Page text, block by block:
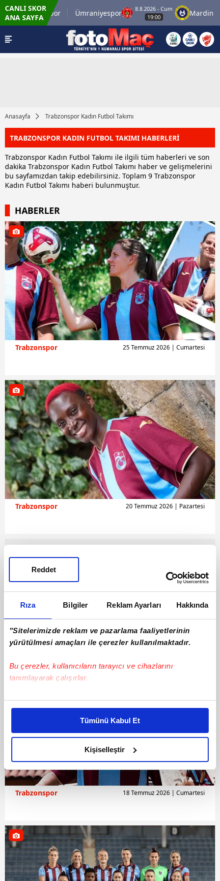
Rıza Bilgiler Reklam Ayarları Hakkında
"Sitelerimizde reklam ve pazarlama faaliyetlerinin
yürütülmesi amaçları ile çerezler kullanılmaktadır.
Bu çerezler, kullanıcıların tarayıcı ve cihazlarını
tanımlayarak çalışırlar.
Bu çerezlere izin vermeniz halinde sizlere özel
daha iyi reklam deneyimi yaşatabiliriz. Bunu yaparken
amacımızın size daha iyi bir reklam deneyimi sunmak
olduğunu ve sizlere en iyi içerikleri sunabilmek adına
elimizden gelen çabayı gösterdiğimizi ve bu noktada,
reklamların maliyetlerimizi karşılamak noktasında tek gelir
kalemimiz olduğunu sizlere hatırlatmak isteriz.
gösterilmeyecektir."
Sizlere daha iyi bir hizmet sunabilmek için İnternet
Sitemizde kendimize ve üçüncü kişilere ait çerezler
kullanılmaktadır. Bu çerezler vasıtasıyla çeşitli kişisel
Tümünü Kabul Et
Kişiselleştir
Reddet
CANLI SKOR
ANA SAYFA
İstanbulspor Ümraniyespor
8.8.2026 - Cum
Mardin 1969
Anasayfa Trabzonspor Kadın Futbol Takımı
TRABZONSPOR KADIN FUTBOL TAKIMI HABERLERİ
Trabzonspor Kadın Futbol Takımı ile ilgili tüm haberleri ve son
dakika Trabzonspor Kadın Futbol Takımı haber ve gelişmelerini
bu sayfamızdan takip edebilirsiniz. Toplam 9 Trabzonspor
Kadın Futbol Takımı haberi bulunmuştur.
HABERLER
Trabzonspor 25 Temmuz 2026 | Cumartesi
Trabzonspor 20 Temmuz 2026 | Pazartesi
Trabzonspor 18 Temmuz 2026 | Cumartesi